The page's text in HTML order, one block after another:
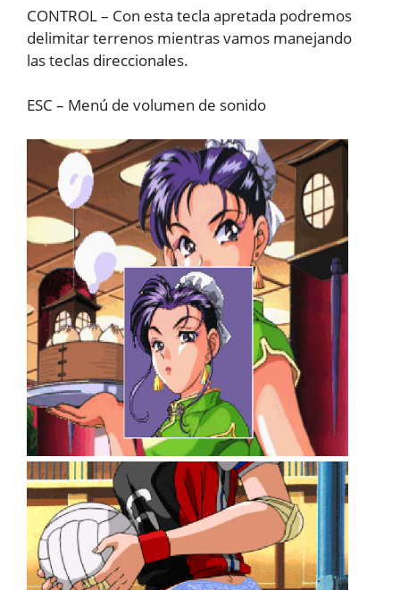
CONTROL – Con esta tecla apretada podremos
delimitar terrenos mientras vamos manejando
las teclas direccionales.
ESC – Menú de volumen de sonido